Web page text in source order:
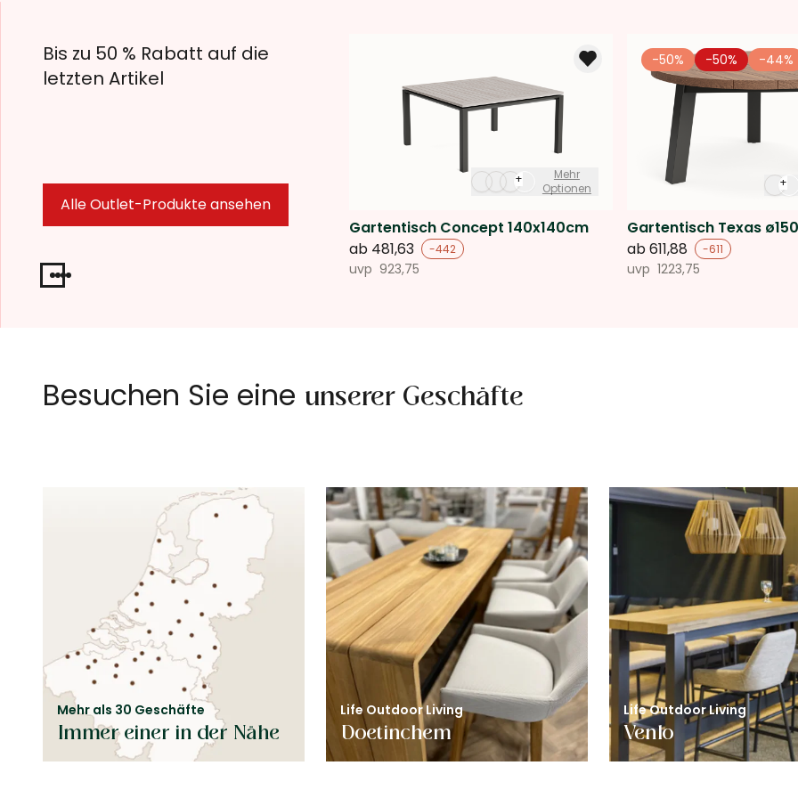
Bis zu 50 % Rabatt auf die
letzten Artikel
Alle Outlet-Produkte ansehen
+
Mehr
Optionen
Gartentisch Concept 140x140cm
ab 481,63 -442
uvp 923,75
+
Gartentisch Texas
ab611,88 -611
uvp 1223,75
-50% -50% -44%
Besuchen Sie eine unserer Geschäfte
Mehr als 30 Geschäfte
Immer einer in der Nähe
Life Outdoor Living
Doetinchem
Life Outdoor Living
Venlo